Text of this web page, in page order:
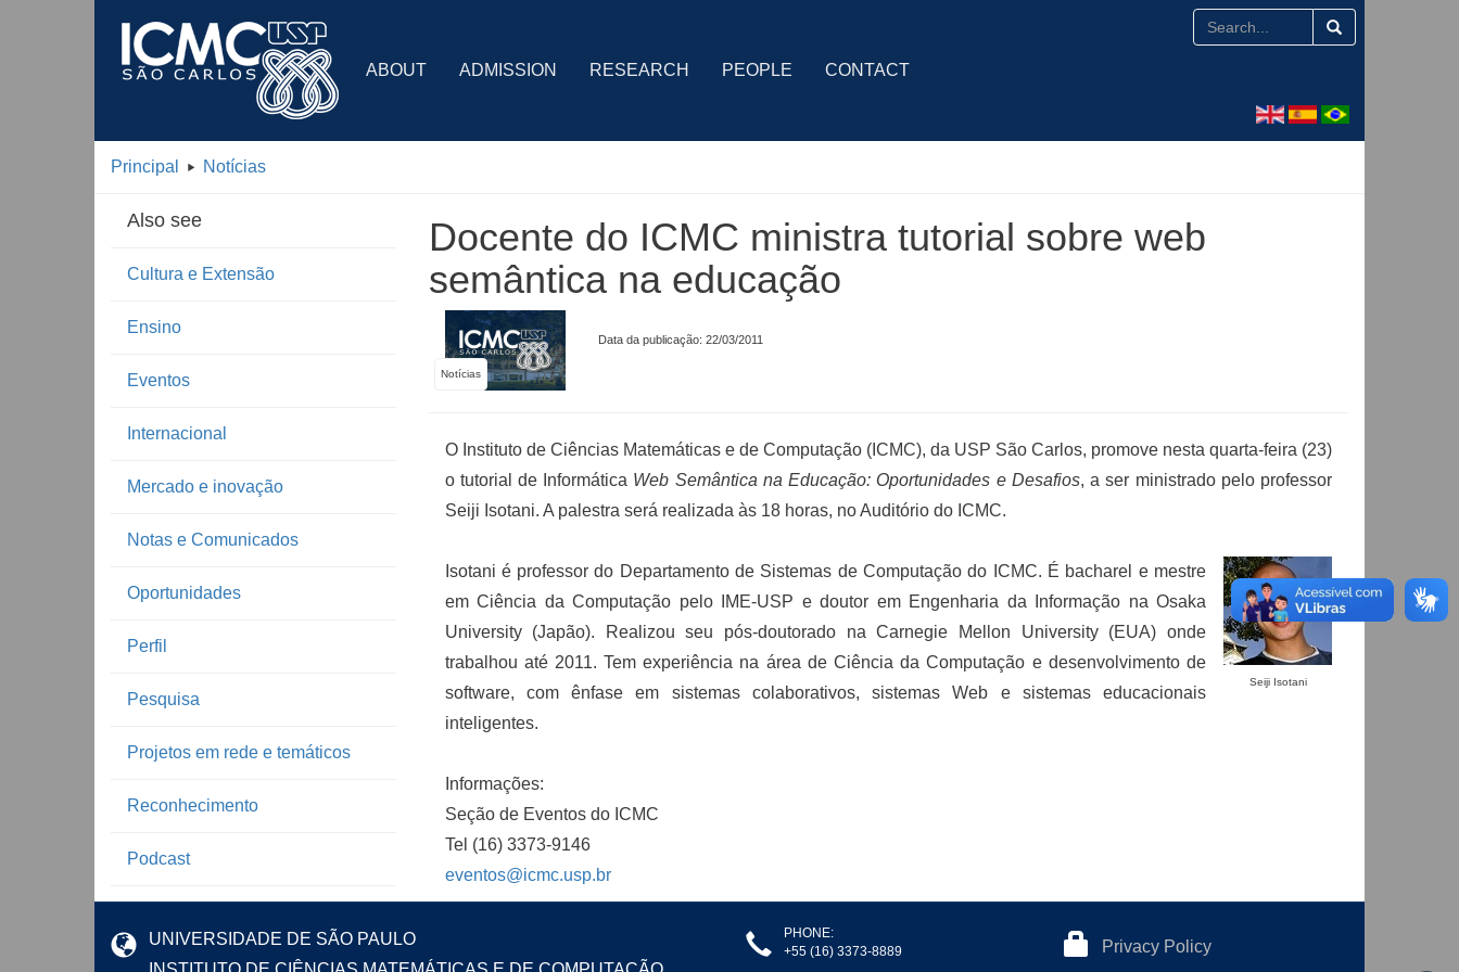
ABOUT ADMISSION RESEARCH PEOPLE CONTACT
Principal Notícias
Also see
Cultura e Extensão
Ensino
Eventos
Internacional
Mercado e inovação
Notas e Comunicados
Oportunidades
Perfil
Pesquisa
Projetos em rede e temáticos
Reconhecimento
Podcast
Docente do ICMC ministra tutorial sobre web
semântica na educação
Notícias
Data da publicação: 22/03/2011
O Instituto de Ciências Matemáticas e de Computação (ICMC), da USP São Carlos, promove nesta quarta-feira (23)
o tutorial de Informática Web Semântica na Educação: Oportunidades e Desafios, a ser ministrado pelo professor
Seiji Isotani. A palestra será realizada às 18 horas, no Auditório do ICMC.
Seiji Isotani
Isotani é professor do Departamento de Sistemas de Computação do ICMC. É bacharel e mestre
em Ciência da Computação pelo IME-USP e doutor em Engenharia da Informação na Osaka
University (Japão). Realizou seu pós-doutorado na Carnegie Mellon University (EUA) onde
trabalhou até 2011. Tem experiência na área de Ciência da Computação e desenvolvimento de
software, com ênfase em sistemas colaborativos, sistemas Web e sistemas educacionais
inteligentes.
Informações:
Seção de Eventos do ICMC
Tel (16) 3373-9146
eventos@icmc.usp.br
UNIVERSIDADE DE SÃO PAULO
PHONE:
+55 (16) 3373-8889
Privacy Policy